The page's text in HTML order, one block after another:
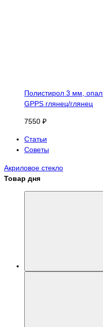
Полистирол 3 мм,
GPPS глянец/глянец
7550 ₽
Статьи
Советы
Акриловое стекло
Товар дня